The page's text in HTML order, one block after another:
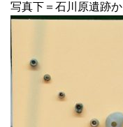
写真下＝石川原遺跡